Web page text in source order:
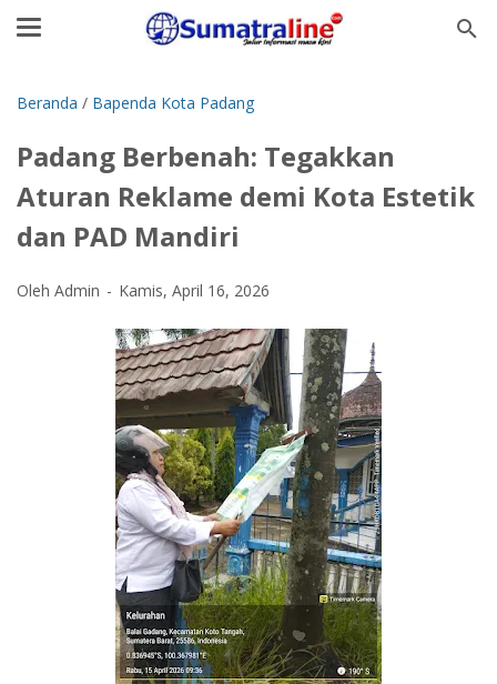
Beranda / Bapenda Kota Padang
Padang Berbenah: Tegakkan
Aturan Reklame demi Kota Estetik
dan PAD Mandiri
Oleh Admin Kamis, April 16, 2026